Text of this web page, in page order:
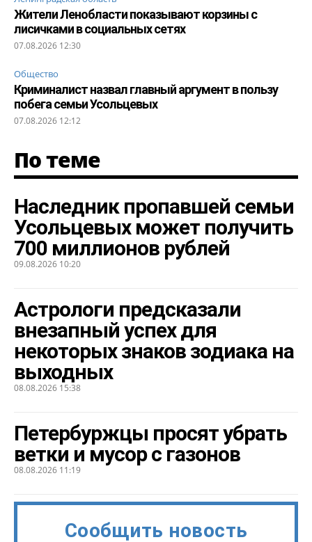
Жители Ленобласти показывают корзины с
лисичками в социальных сетях
07.08.2026 12:30
Общество
Криминалист назвал главный аргумент в пользу
побега семьи Усольцевых
07.08.2026 12:12
По теме
Наследник пропавшей семьи
Усольцевых может получить
700 миллионов рублей
09.08.2026 10:20
Астрологи предсказали
внезапный успех для
некоторых знаков зодиака на
выходных
08.08.2026 15:38
Петербуржцы просят убрать
ветки и мусор с газонов
08.08.2026 11:19
Сообщить новость